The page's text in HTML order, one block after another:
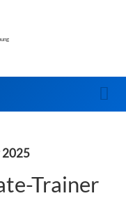
2025
Trainer